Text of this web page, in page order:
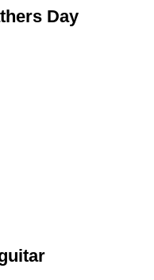
Day